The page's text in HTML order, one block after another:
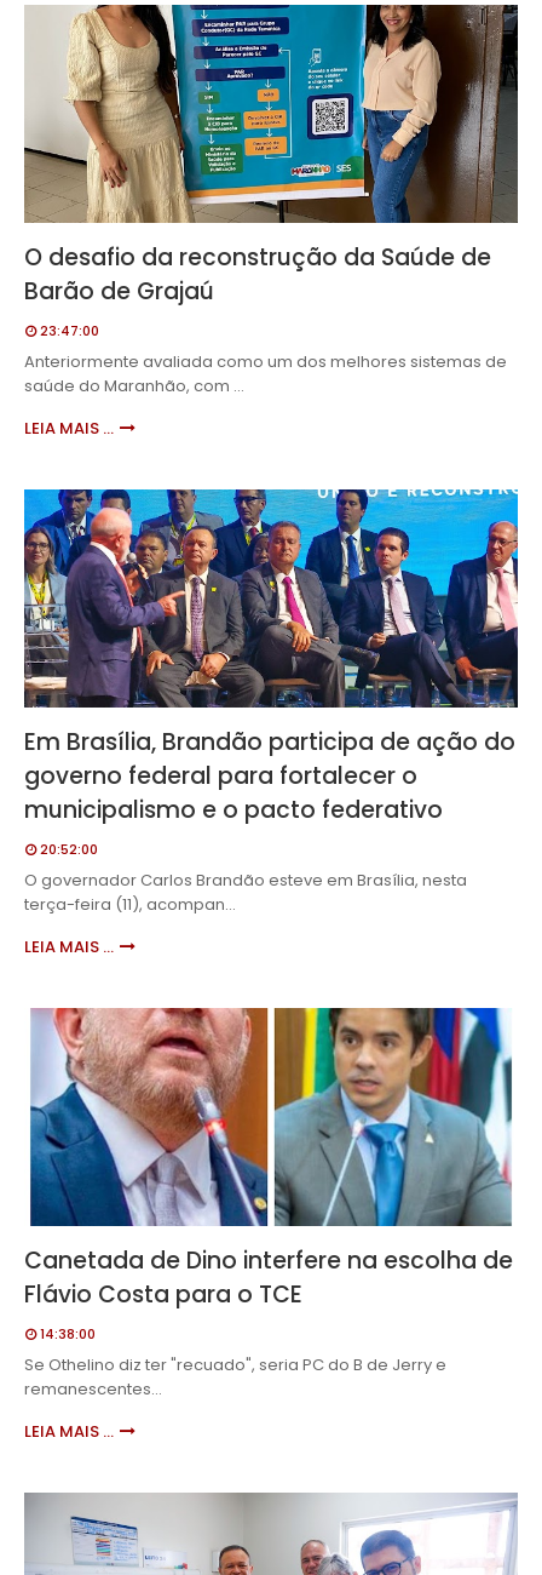
O desafio da reconstrução da Saúde de
Barão de Grajaú
23:47:00
Anteriormente avaliada como um dos melhores sistemas de
saúde do Maranhão, com …
LEIA MAIS ...
Em Brasília, Brandão participa de ação do
governo federal para fortalecer o
municipalismo e o pacto federativo
20:52:00
O governador Carlos Brandão esteve em Brasília, nesta
terça-feira (11), acompan…
LEIA MAIS ...
Canetada de Dino interfere na escolha de
Flávio Costa para o TCE
14:38:00
Se Othelino diz ter "recuado", seria PC do B de Jerry e
remanescentes…
LEIA MAIS ...